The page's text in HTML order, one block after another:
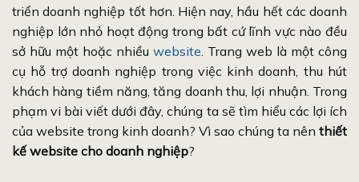
triển doanh nghiệp tốt hơn. Hiện nay, hầu hết các doanh
nghiệp lớn nhỏ hoạt động trong bất cứ lĩnh vực nào đều
sở hữu một hoặc nhiều website . Trang web là một công
cụ hỗ trợ doanh nghiệp trong việc kinh doanh, thu hút
khách hàng tiềm năng, tăng doanh thu, lợi nhuận. Trong
phạm vi bài viết dưới đây, chúng ta sẽ tìm hiểu các lợi ích
của website trong kinh doanh? Vì sao chúng ta nên thiết
kế website cho doanh nghiệp?